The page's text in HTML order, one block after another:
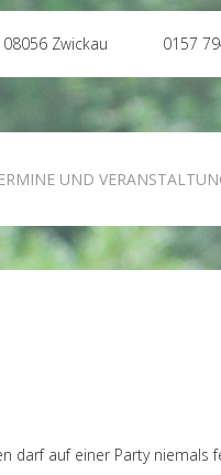
Zwickau 0157
UND
darf auf einer Party niemals